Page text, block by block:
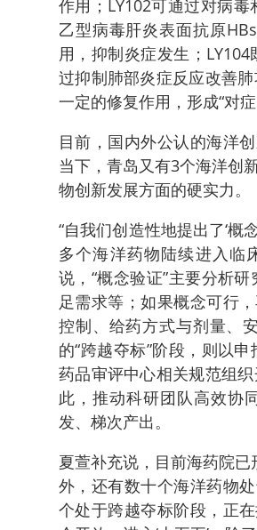
作用；LY102可通过对病
乙型病毒肝炎表面抗原
用，抑制炎症发生；
过抑制肺部炎症反应改善
一定的修复作用，形成“对
目前，国内外公认的海洋
当下，青岛又有3个海洋创
物创新发展方面的硬实力。
“自我们创造性地提出了‘概
多个海洋药物陆续进入临
说，“概念验证”主要分析
足需求等；如果概念可行
控制、给药方式与剂量、
的“跨越夺标”阶段，则以
药品审评中心相关规范组
此，推动科研团队高效协
发、梯次产出。
夏萱补充说，目前海药院
外，还有数十个海洋药物
个处于跨越夺标阶段，正